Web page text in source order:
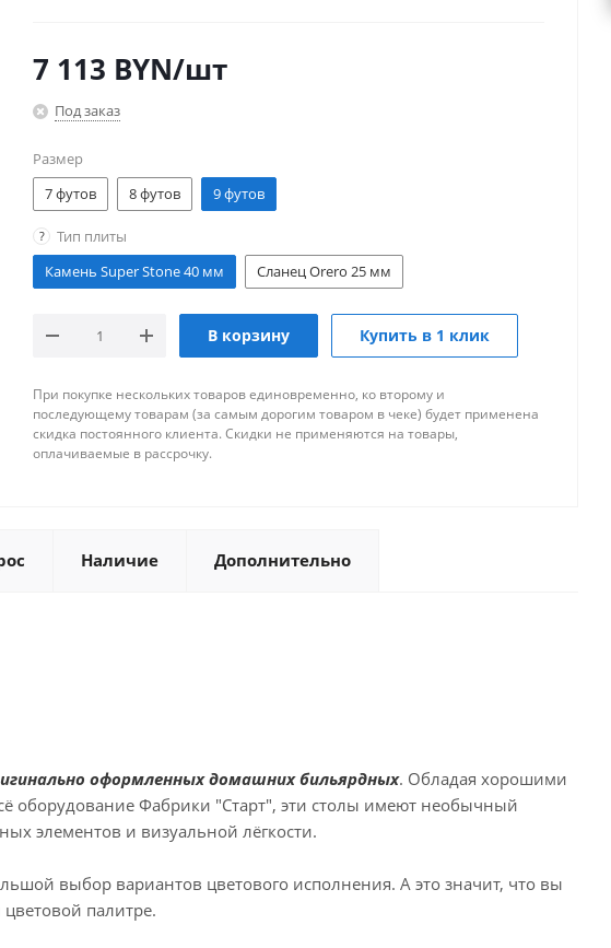
7 113 BYN/шт
Под заказ
Размер
7 футов
8 футов 9 футов
?
Тип плиты
Камень Super Stone 40 мм
Сланец Orero 25 мм
В корзину Купить в 1 клик
При покупке нескольких товаров единовременно, ко второму и
последующему товарам (за самым дорогим товаром в чеке) будет применена
скидка постоянного клиента. Скидки не применяются на товары,
оплачиваемые в рассрочку.
Наличие Дополнительно
оформленных домашних бильярдных. Обладая хорошими
оборудование Фабрики "Старт", эти столы имеют необычный
элементов и визуальной лёгкости.
выбор вариантов цветового исполнения. А это значит, что вы
палитре.